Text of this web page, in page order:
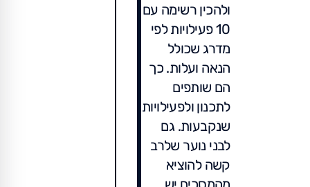
ולהכין רשימה עם
10 פעילויות לפי
מדרג שכולל
הנאה ועלות. כך
הם שותפים
לתכנון ולפעילויות
שנקבעות. גם
לבני נוער שלרב
קשה להוציא